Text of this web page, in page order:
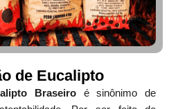
de Eucalipto
Braseiroé sinônimo de